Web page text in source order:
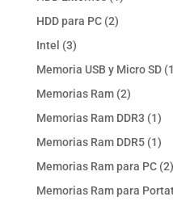
HDD para PC 22
Intel 33
productos
Memoria USB y Micro SD 1
Memorias Ram 22
productos
Memorias Ram DDR3 11
Memorias Ram DDR5 11
Memorias Ram para PC 22
Memorias Ram para